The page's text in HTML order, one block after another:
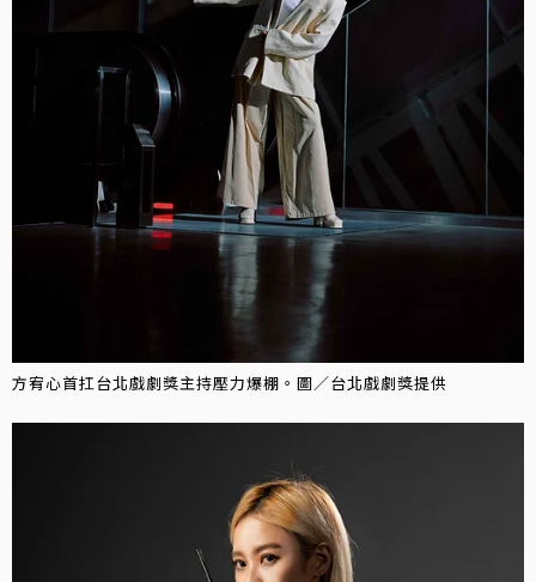
方宥心首扛台北戲劇獎主持壓力爆棚。圖／台北戲劇獎提供